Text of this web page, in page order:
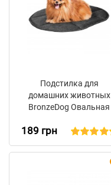
Подстилка для
домашних животных
BronzeDog Овальная
189 грн